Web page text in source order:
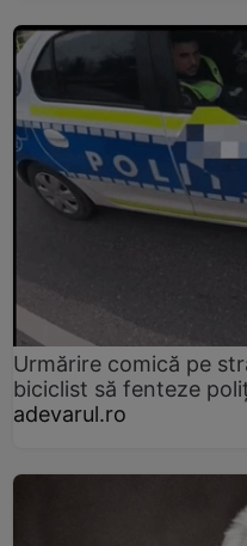
Urmărire comică pe
biciclist să fenteze
adevarul.ro